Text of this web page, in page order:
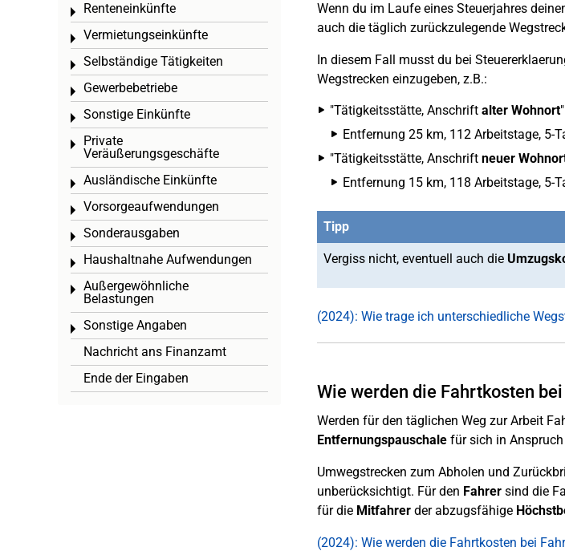
Wenn du im Laufe eines Steuerjahres
auch die täglich zurückzulegende
In diesem Fall musst du bei
Wegstrecken einzugeben, z.B.:
"Tätigkeitsstätte, Anschrift alter Wohnort"
Entfernung 25 km, 112 Arbeitstage, 5-
"Tätigkeitsstätte, Anschrift neuer
Entfernung 15 km, 118 Arbeitstage, 5-
Tipp
Vergiss nicht, eventuell auch die
(2024): Wie trage ich unterschiedliche
Wie werden die Fahrtkosten
Werden für den täglichen Weg zur Arbeit
Entfernungspauschalefür sich in Anspruch
Umwegstrecken zum Abholen und
unberücksichtigt. Für den Fahrersind die
für die Mitfahrerder abzugsfähige
(2024): Wie werden die Fahrtkosten bei
Renteneinkünfte
Toggle menu
Vermietungseinkünfte
Toggle menu
Selbständige Tätigkeiten
Toggle menu
Gewerbebetriebe
Toggle menu
Sonstige Einkünfte
Toggle menu
Private
Veräußerungsgeschäfte
Toggle menu
Ausländische Einkünfte
Toggle menu
Vorsorgeaufwendungen
Toggle menu
Sonderausgaben
Toggle menu
Haushaltnahe Aufwendungen
Toggle menu
Außergewöhnliche
Belastungen
Toggle menu
Sonstige Angaben
Toggle menu
Nachricht ans Finanzamt
Ende der Eingaben